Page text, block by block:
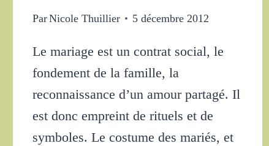
ParNicole Thuillier 5 décembre 2012
Le mariage est un contrat social, le
fondement de la famille, la
reconnaissance d’un amour partagé. Il
est donc empreint de rituels et de
symboles. Le costume des mariés, et